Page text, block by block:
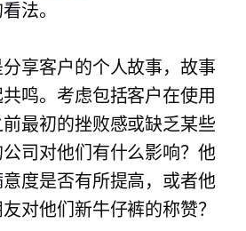
法。
享客户的个人故事，故事
鸣。考虑包括客户在使用
最初的挫败感或缺乏某些
司对他们有什么影响？他
度是否有所提高，或者他
对他们新牛仔裤的称赞？